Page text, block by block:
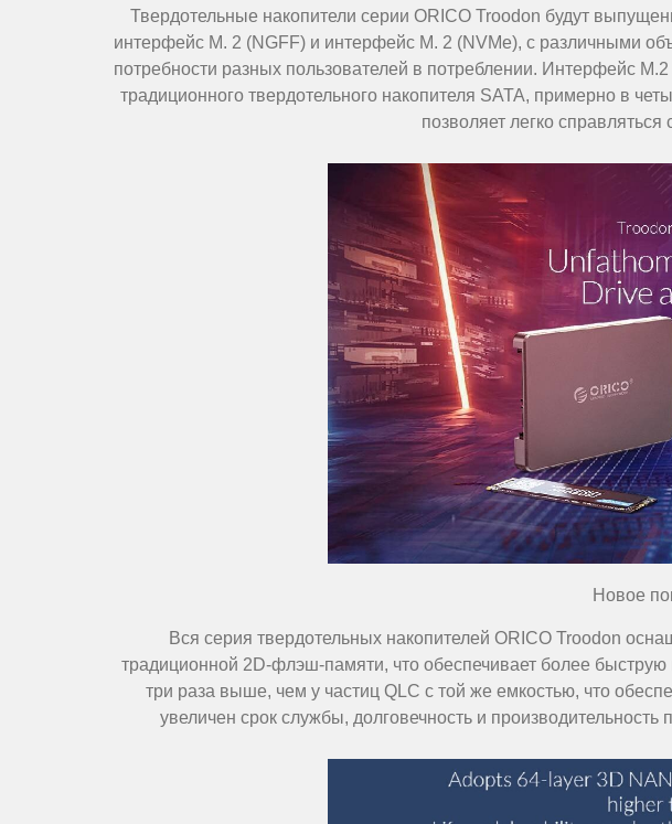
Твердотельные накопители серии ORICO Troodon будут
интерфейс M. 2 (NGFF) и интерфейс M. 2 (NVMe), с различными
потребности разных пользователей в потреблении. Интерфейс
традиционного твердотельного накопителя SATA, примерно в
позволяет легко
Новое
Вся серия твердотельных накопителей ORICO Troodon
традиционной 2D-флэш-памяти, что обеспечивает более
три раза выше, чем у частиц QLC с той же емкостью, что
увеличен срок службы, долговечность и